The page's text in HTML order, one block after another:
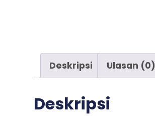
Deskripsi Ulasan (0)
Deskripsi